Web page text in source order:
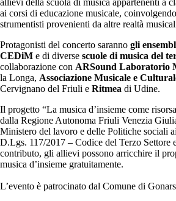
allievi della scuola di musica appartenenti a
ai corsi di educazione musicale,
strumentisti provenienti da altre realtà
Protagonisti del concerto saranno gli
CEDiM e di diverse scuole di musica del
collaborazione con ARSound Laboratorio
la Longa, Associazione Musicale e
Cervignano del Friuli e Ritmea di Udine.
Il progetto “La musica d’insieme come
dalla Regione Autonoma Friuli Venezia
Ministero del lavoro e delle Politiche sociali
D.Lgs. 117/2017 – Codice del Terzo Settore
contributo, gli allievi possono arricchire il
musica d’insieme gratuitamente.
L’evento è patrocinato dal Comune di